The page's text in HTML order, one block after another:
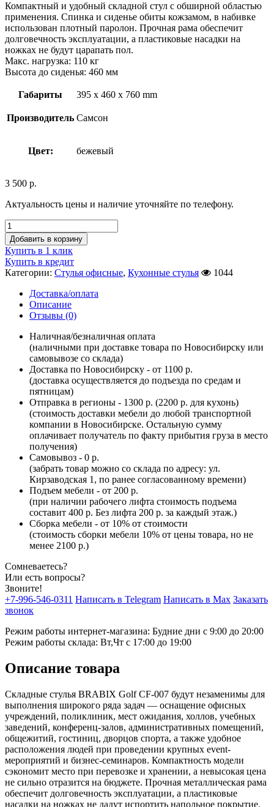
Компактный и удобный складной стул с обширной областью
применения. Спинка и сиденье обиты кожзамом, в набивке
использован плотный паролон. Прочная рама обеспечит
долговечность эксплуатации, а пластиковые насадки на
ножках не будут царапать пол.
Макс. нагрузка: 110 кг
Высота до сиденья: 460 мм
Габариты 395 x 460 x 760 mm
Производитель Самсон
Цвет: бежевый
3 500 р.
Актуальность цены и наличие уточняйте по телефону.
Добавить в корзину
Купить в 1 клик
Купить в кредит
Категории: Стулья офисные, Кухонные стулья
1044
Доставка/оплата
Описание
Отзывы (0)
Наличная/безналичная оплата
(наличными при доставке товара по Новосибирску или
самовывозе со склада)
Доставка по Новосибирску - от 1100 р.
(доставка осуществляется до подъезда по средам и
пятницам)
Отправка в регионы - 1300 р. (2200 р. для кухонь)
(стоимость доставки мебели до любой транспортной
компании в Новосибирске. Остальную сумму
оплачивает получатель по факту прибытия груза в место
получения)
Самовывоз - 0 р.
(забрать товар можно со склада по адресу: ул.
Кирзаводская 1, по ранее согласованному времени)
Подъем мебели - от 200 р.
(при наличии рабочего лифта стоимость подъема
составит 400 р. Без лифта 200 р. за каждый этаж.)
Сборка мебели - от 10% от стоимости
(стоимость сборки мебели 10% от цены товара, но не
менее 2100 р.)
Сомневаетесь?
Или есть вопросы?
Звоните!
+7-996-546-0311 Написать в Telegram Написать в Max Заказать
звонок
Режим работы интернет-магазина: Будние дни с 9:00 до 20:00
Режим работы склада: Вт,Чт с 17:00 до 19:00
Описание товара
Складные стулья BRABIX Golf CF-007 будут незаменимы для
выполнения широкого ряда задач — оснащение офисных
учреждений, поликлиник, мест ожидания, холлов, учебных
заведений, конференц-залов, административных помещений,
общежитий, гостиниц, дворцов спорта, а также удобное
расположения людей при проведении крупных event-
мероприятий и бизнес-семинаров. Компактность модели
сэкономит место при перевозке и хранении, а невысокая цена
не сильно отразится на бюджете. Прочная металлическая рама
обеспечит долговечность эксплуатации, а пластиковые
насадки на ножках не дадут испортить напольное покрытие.